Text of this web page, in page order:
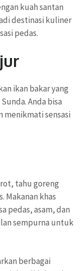
kuah santan
destinasi kuliner
pedas.
ikan bakar yang
Anda bisa
menikmati sensasi
tahu goreng
Makanan khas
pedas, asam, dan
sempurna untuk
berbagai